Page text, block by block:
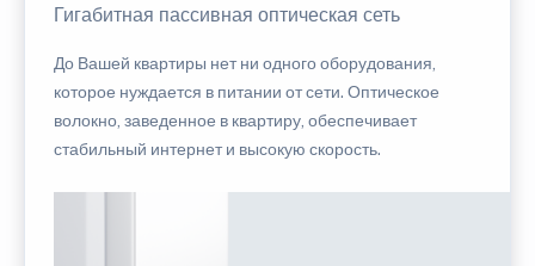
Гигабитная пассивная оптическая сеть
До Вашей квартиры нет ни одного оборудования,
которое нуждается в питании от сети. Оптическое
волокно, заведенное в квартиру, обеспечивает
стабильный интернет и высокую скорость.